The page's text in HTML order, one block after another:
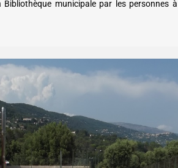
municipale par les personnes à